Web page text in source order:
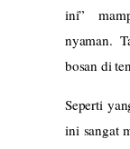
ini”
nyaman.
bosan di
Seperti
ini sangat